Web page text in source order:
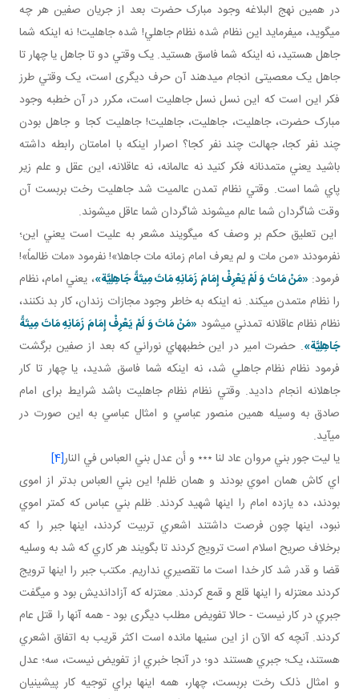
در همين نهج البلاغه وجود مبارک حضرت بعد از جريان صفين هر چه
مي گويد، مي فرمايد اين نظام شده نظام جاهلي! شده جاهليت! نه اينکه شما
جاهل هستيد، نه اينکه شما فاسق هستيد. يک وقتي دو تا جاهل يا چهار تا
جاهل يک معصيتی انجام می­دهند آن حرف ديگری است، يک وقتي طرز
فکر اين است که اين نسل نسل جاهليت است، مکرر در آن خطبه وجود
مبارک حضرت، جاهليت، جاهليت، جاهليت! جاهليت کجا و جاهل بودن
چند نفر کجا، جهالت چند نفر کجا؟ اصرار اينکه با امامتان رابطه داشته
باشيد يعني متمدنانه فکر کنيد نه عالمانه، نه عاقلانه، اين عقل و علم زير
پاي شما است. وقتي نظام تمدن عالميت شد جاهليت رخت بربست آن
وقت شاگردان شما عالم مي شوند شاگردان شما عاقل مي شوند.
اين تعليق حکم بر وصف که مي گويند مشعر به عليت است يعني اين؛
نفرمودند «من مات و لم يعرف امام زمانه مات جاهلا»! نفرمود «مات ظالماً»!
فرمود: «مَنْ مَاتَ وَ لَمْ يَعْرِفْ إِمَامَ زَمَانِهِ مَاتَ مِيتَةً جَاهِلِيَّة»، يعني امام، نظام
را نظام متمدن مي کند. نه اينکه به خاطر وجود مجازات زندان، کار بد نکنند،
نظام نظام عاقلانه تمدني مي شود «مَنْ مَاتَ وَ لَمْ يَعْرِفْ إِمَامَ زَمَانِهِ مَاتَ مِيتَةً
جَاهِلِيَّة». حضرت امير در اين خطبه هاي نوراني که بعد از صفين برگشت
فرمود نظام نظام جاهلي شد، نه اينکه شما فاسق شديد، يا چهار تا کار
جاهلانه انجام داديد. وقتي نظام نظام جاهليت باشد شرايط برای امام
صادق به وسيله همين منصور عباسي و امثال عباسي به اين صورت در
مي آيد.
يا ليت جور بني مروان عاد لنا ٭٭٭ و أن عدل بني العباس في النار[4]
اي کاش همان اموي بودند و همان ظلم! اين بني العباس بدتر از اموی
بودند، ده يازده امام را اينها شهيد کردند. ظلم بني عباس که کمتر اموي
نبود، اينها چون فرصت داشتند اشعري تربيت کردند، اينها جبر را که
برخلاف صريح اسلام است ترويج کردند تا بگويند هر کاري که شد به وسليه
قضا و قدر شد کار خدا است ما تقصيري نداريم. مکتب جبر را اينها ترويج
کردند معتزله را اينها قلع و قمع کردند. معتزله که آزادانديش بود و مي گفت
جبري در کار نيست - حالا تفويض مطلب ديگری بود - همه آنها را قتل عام
کردند. آنچه که الآن از اين سني ها مانده است اکثر قريب به اتفاق اشعري
هستند، يک؛ جبري هستند دو؛ در آنجا خبري از تفويض نيست، سه؛ عدل
و امثال ذلک رخت بربست، چهار، همه اينها براي توجيه کار پيشينيان